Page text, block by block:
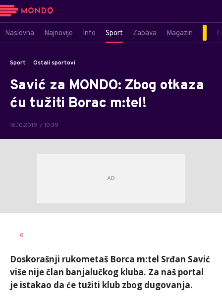
Naslovna Najnovije Info Sport Zabava Magazin
Sport Ostali sportovi
Savić za MONDO: Zbog otkaza
ću tužiti Borac m:tel!
16.10.2019. / 10:39
0
Doskorašnji rukometaš Borca m:tel Srđan Savić
više nije član banjalučkog kluba. Za naš portal
je istakao da će tužiti klub zbog dugovanja.